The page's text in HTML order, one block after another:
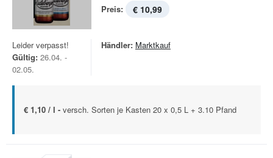
Preis: € 10,99
Leider verpasst!
Gültig: 26.04. -
02.05.
Händler: Marktkauf
€ 1,10 / l - versch. Sorten je Kasten 20 x 0,5 L + 3.10 Pfand